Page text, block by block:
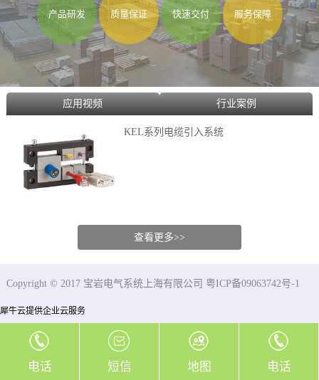
产品研发 质量保证 快速交付 服务保障
应用视频 行业案例
KEL系列电缆引入系统
查看更多>>
Copyright © 2017 宝岩电气系统上海有限公司 粤ICP备09063742号-1
犀牛云提供企业云服务
电话 短信 地图 电话